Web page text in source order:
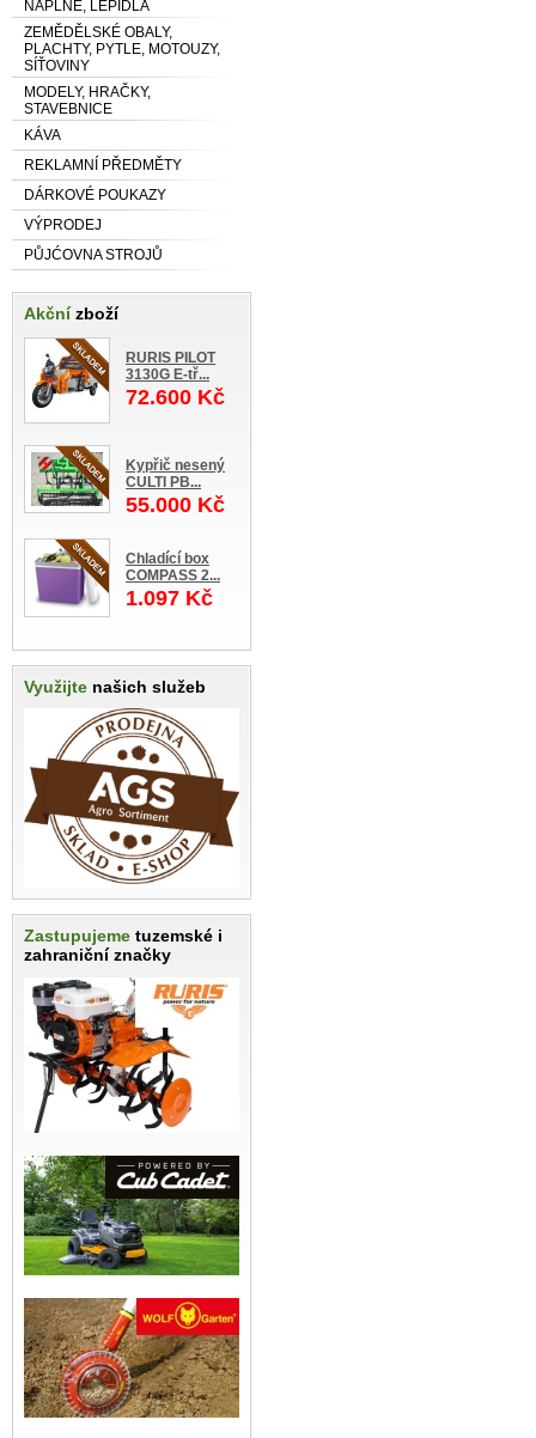
NÁPLNĚ, LEPIDLA
ZEMĚDĚLSKÉ OBALY,
PLACHTY, PYTLE, MOTOUZY,
SÍŤOVINY
MODELY, HRAČKY,
STAVEBNICE
KÁVA
REKLAMNÍ PŘEDMĚTY
DÁRKOVÉ POUKAZY
VÝPRODEJ
PŮJĆOVNA STROJŮ
Akčnízboží
RURIS PILOT
3130G E-tř...
72.600 Kč
Kypřič nesený
CULTI PB...
55.000 Kč
Chladící box
COMPASS 2...
1.097 Kč
Využijte našich služeb
Zastupujeme tuzemské i
zahraniční značky